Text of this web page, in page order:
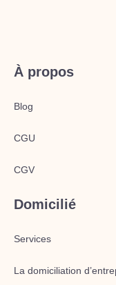
À propos
Blog
CGU
CGV
Domicilié
Services
La domiciliation